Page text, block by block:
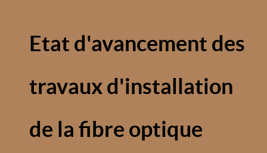
Etat d'avancement des
travaux d'installation
de la fibre optique